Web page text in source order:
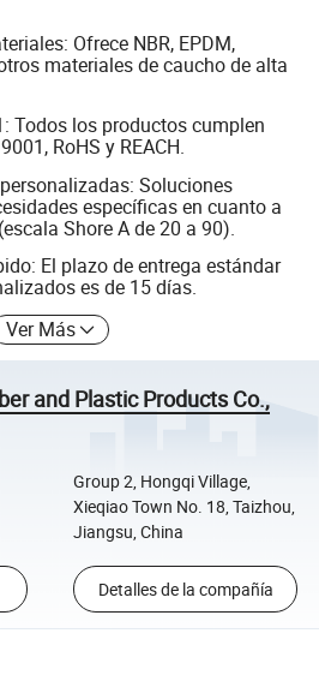
Ofrece NBR, EPDM,
materiales de caucho de alta
Todos los productos cumplen
RoHS y REACH.
Soluciones
específicas en cuanto a
Shore A de 20 a 90).
El plazo de entrega estándar
es de 15 días.
Ver Más
and Plastic Products Co.,
Group 2, Hongqi Village,
Xieqiao Town No. 18, Taizhou,
Jiangsu, China
Detalles de la compañía